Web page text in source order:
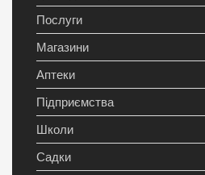
Послуги
Магазини
Аптеки
Підприємства
Школи
Садки